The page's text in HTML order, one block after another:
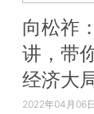
向松祚
讲，带
经济大
2022年04月06日